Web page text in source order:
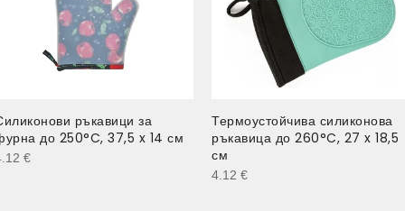
ръкавици за
до 250°C, 37,5 x 14 см
€
Термоустойчива силиконова
ръкавица до 260°C, 27 x 18,5
см
4.12 €